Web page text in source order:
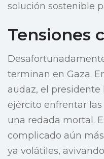
solución sostenible
Tensiones
terminan en Gaza.
audaz, el presidente
ejército enfrentar las
una redada mortal.
complicado aún
ya volátiles,